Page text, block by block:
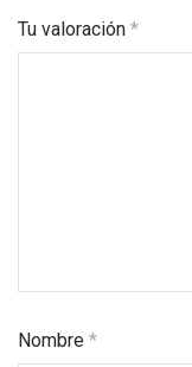
Tu valoración *
Nombre *